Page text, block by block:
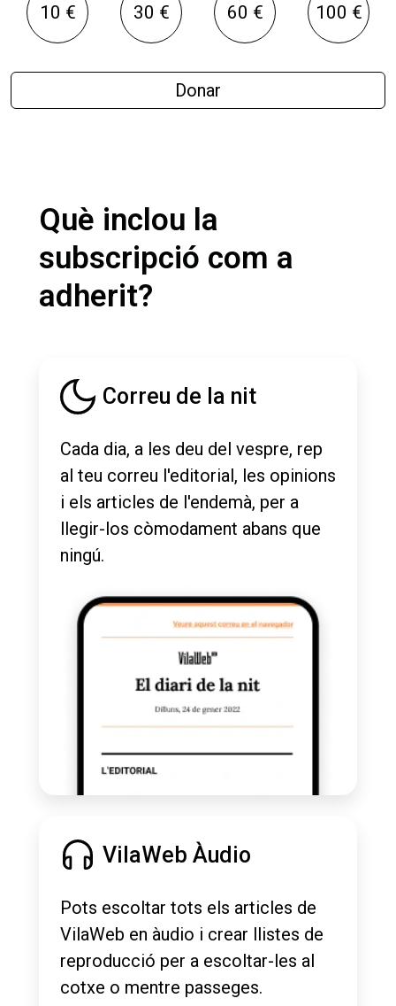
10 € 30 € 60 € 100 €
Donar
Què inclou la
subscripció com a
adherit?
Correu de la nit
Cada dia, a les deu del vespre, rep
al teu correu l'editorial, les opinions
i els articles de l'endemà, per a
llegir-los còmodament abans que
ningú.
VilaWeb Àudio
Pots escoltar tots els articles de
VilaWeb en àudio i crear llistes de
reproducció per a escoltar-les al
cotxe o mentre passeges.